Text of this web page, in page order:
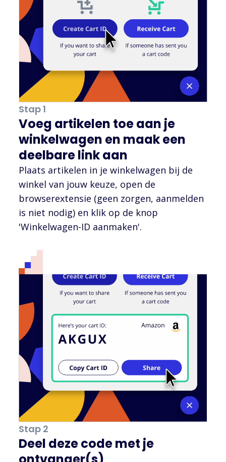
Stap 1
Voeg artikelen toe aan je
winkelwagen en maak een
deelbare link aan
Plaats artikelen in je winkelwagen bij de
winkel van jouw keuze, open de
browserextensie (geen zorgen, aanmelden
is niet nodig) en klik op de knop
'Winkelwagen-ID aanmaken'.
Stap 2
Deel deze code met je